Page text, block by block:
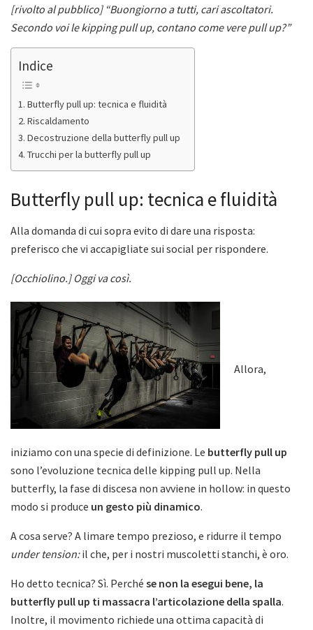
[rivolto al pubblico] “Buongiorno a tutti, cari ascoltatori.
Secondo voi le kipping pull up, contano come vere pull up?”
Indice
Butterfly pull up: tecnica e fluidità
Riscaldamento
Decostruzione della butterfly pull up
Trucchi per la butterfly pull up
Butterfly pull up: tecnica e fluidità
Alla domanda di cui sopra evito di dare una risposta:
preferisco che vi accapigliate sui social per rispondere.
[Occhiolino.] Oggi va così.
Allora,
iniziamo con una specie di definizione. Le butterfly pull up
sono l’evoluzione tecnica delle kipping pull up. Nella
butterfly, la fase di discesa non avviene in hollow: in questo
modo si produce un gesto più dinamico.
A cosa serve? A limare tempo prezioso, e ridurre il tempo
under tension:il che, per i nostri muscoletti stanchi, è oro.
Ho detto tecnica? Sì. Perché se non la esegui bene, la
butterfly pull up ti massacra l’articolazione della spalla.
Inoltre, il movimento richiede una ottima capacità di